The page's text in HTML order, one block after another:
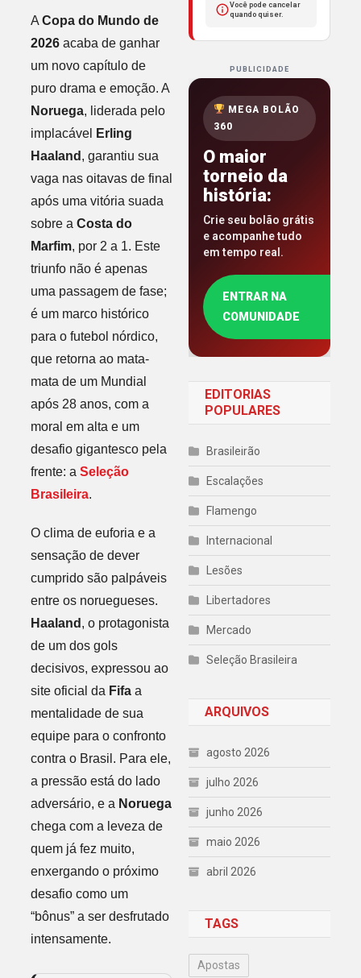
A Copa do Mundo de
2026acaba de ganhar
um novo capítulo de
puro drama e emoção. A
Noruega, liderada pelo
implacável
Erling
Haaland , garantiu sua
vaga nas oitavas de final
após uma vitória suada
sobre a Costa do
Marfim, por 2 a 1. Este
triunfo não é apenas
uma passagem de fase;
é um marco histórico
para o futebol nórdico,
que retorna ao mata-
mata de um Mundial
após 28 anos, com a
moral em alta e um
desafio gigantesco pela
frente: a Seleção
Brasileira.
O clima de euforia e a
sensação de dever
cumprido são palpáveis
entre os noruegueses.
Haaland , o protagonista
de um dos gols
decisivos, expressou ao
site oficial da Fifaa
mentalidade de sua
equipe para o confronto
contra o Brasil. Para ele,
a pressão está do lado
adversário, e a Noruega
chega com a leveza de
quem já fez muito,
enxergando o próximo
desafio como um
“bônus” a ser desfrutado
intensamente.
Você pode cancelar
quando quiser.
PUBLICIDADE
MEGA BOLÃO
360
O maior
torneio da
história:
Crie seu bolão grátis
e acompanhe tudo
em tempo real.
ENTRAR NA
COMUNIDADE
EDITORIAS
POPULARES
Brasileirão
Escalações
Flamengo
Internacional
Lesões
Libertadores
Mercado
Seleção Brasileira
ARQUIVOS
agosto 2026
julho 2026
junho 2026
maio 2026
abril 2026
TAGS
Apostas